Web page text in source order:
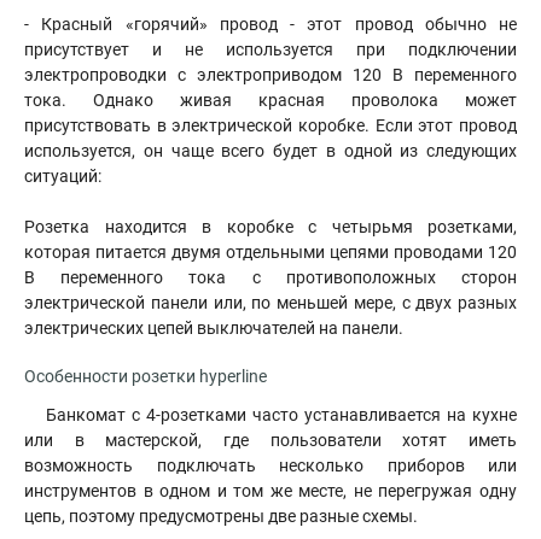
- Красный «горячий» провод - этот провод обычно не
присутствует и не используется при подключении
электропроводки с электроприводом 120 В переменного
тока. Однако живая красная проволока может
присутствовать в электрической коробке. Если этот провод
используется, он чаще всего будет в одной из следующих
ситуаций:
Розетка находится в коробке с четырьмя розетками,
которая питается двумя отдельными цепями проводами 120
В переменного тока с противоположных сторон
электрической панели или, по меньшей мере, с двух разных
электрических цепей выключателей на панели.
Особенности розетки hyperline
Банкомат с 4-розетками часто устанавливается на кухне
или в мастерской, где пользователи хотят иметь
возможность подключать несколько приборов или
инструментов в одном и том же месте, не перегружая одну
цепь, поэтому предусмотрены две разные схемы.